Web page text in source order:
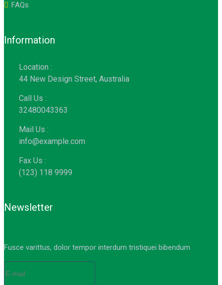
FAQs
Information
Location :
44 New Design Street, Australia
Call Us :
32480043363
Mail Us :
info@example.com
Fax Us :
(123) 118 9999
Newsletter
Fusce varittus, dolor tempor interdum tristiquei bibendum